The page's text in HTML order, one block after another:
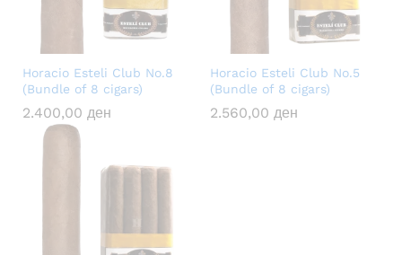
Horacio Esteli Club No.8
(Bundle of 8 cigars)
2.400,00 ден
Horacio Esteli Club No.5
(Bundle of 8 cigars)
2.560,00 ден